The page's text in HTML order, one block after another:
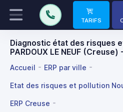
TARIFS
Diagnostic état des risques
PARDOUX LE NEUF (Creuse)
Accueil ERP par ville
Etat des risques et pollution
ERP Creuse